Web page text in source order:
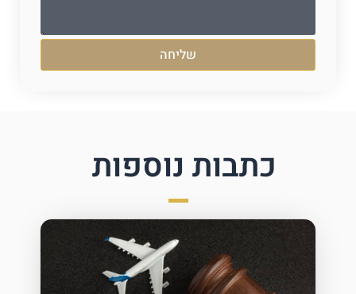
שליחה
כתבות נוספות